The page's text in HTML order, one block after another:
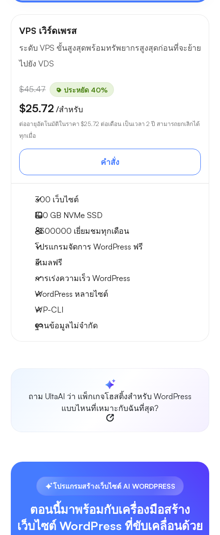
VPS เวิร์ดเพรส
ระดับ VPS ขั้นสูงสุดพร้อมทรัพยากรสูงสุดก่อนที่จะย้าย
ไปยัง VDS
$45.47 ประหยัด 40%
$25.72 /สำหรับ
ต่ออายุอัตโนมัติในราคา $25.72 ต่อเดือน เป็นเวลา 2 ปี สามารถยกเลิกได้
ทุกเมื่อ
คำสั่ง
300 เว็บไซต์
100 GB NVMe SSD
~300000 เยี่ยมชมทุกเดือน
โปรแกรมจัดการ WordPress ฟรี
อีเมลฟรี
การเร่งความเร็ว WordPress
WordPress หลายไซต์
WP-CLI
ฐานข้อมูลไม่จำกัด
ถาม UltaAI ว่า แพ็กเกจโฮสติ้งสำหรับ WordPress
แบบไหนที่เหมาะกับฉันที่สุด?
โปรแกรมสร้างเว็บไซต์ AI WORDPRESS
ตอนนี้มาพร้อมกับเครื่องมือสร้าง
เว็บไซต์ WordPress ที่ขับเคลื่อนด้วย